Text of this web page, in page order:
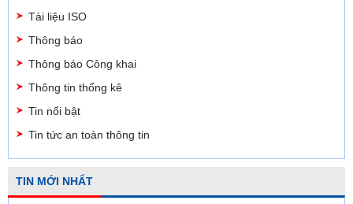
Tài liệu ISO
Thông báo
Thông báo Công khai
Thông tin thống kê
Tin nổi bật
Tin tức an toàn thông tin
TIN MỚI NHẤT